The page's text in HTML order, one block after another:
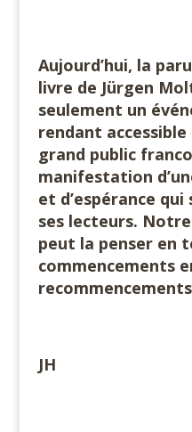
Aujourd’hui, la
livre de Jürgen
seulement un
rendant accessible
grand public
manifestation
et d’espérance
ses lecteurs.
peut la penser en
commencements
JH